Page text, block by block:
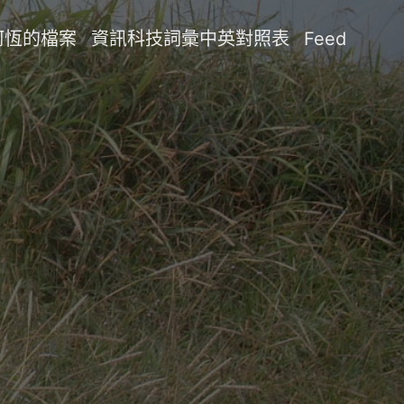
恆的檔案 資訊科技詞彙中英對照表 Feed